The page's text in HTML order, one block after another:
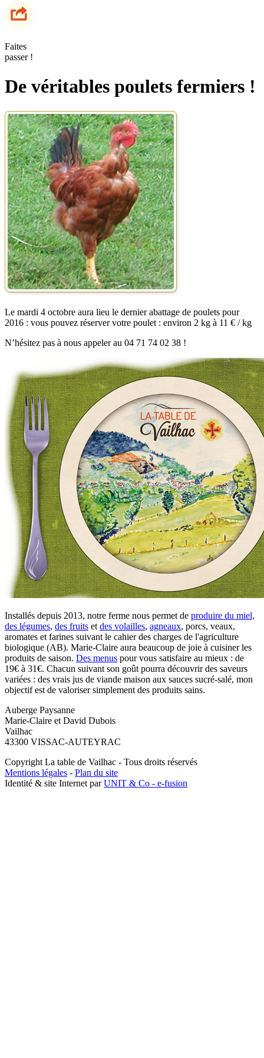
Faites
passer !
De véritables poulets fermiers !
Le mardi 4 octobre aura lieu le dernier abattage de poulets pour
2016 : vous pouvez réserver votre poulet : environ 2 kg à 11 € / kg
N’hésitez pas à nous appeler au 04 71 74 02 38 !
Installés depuis 2013, notre ferme nous permet de produire du miel,
des légumes, des fruits et des volailles, agneaux, porcs, veaux,
aromates et farines suivant le cahier des charges de l'agriculture
biologique (AB). Marie-Claire aura beaucoup de joie à cuisiner les
produits de saison. Des menus pour vous satisfaire au mieux : de
19€ à 31€. Chacun suivant son goût pourra découvrir des saveurs
variées : des vrais jus de viande maison aux sauces sucré-salé, mon
objectif est de valoriser simplement des produits sains.
Auberge Paysanne
Marie-Claire ​et David Dubois
Vailhac
43300 VISSAC-AUTEYRAC
Copyright La table de Vailhac - Tous droits réservés
Mentions légales - Plan du site
Identité & site Internet parUNIT & Co - e-fusion